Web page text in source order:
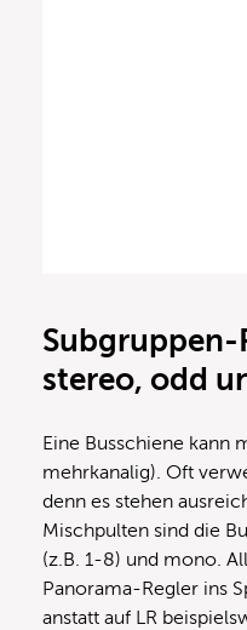
stereo, odd
Eine Busschiene kann
mehrkanalig). Oft
denn es stehen
Mischpulten sind die
(z.B. 1-8) und mono.
Panorama-Regler ins
anstatt auf LR